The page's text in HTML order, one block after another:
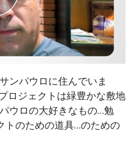
ンパウロに住んでいま
ロジェクトは緑豊かな敷地
ウロの大好きなもの…勉
トのための道具…のための